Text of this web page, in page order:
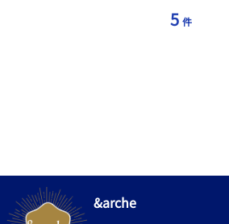
吉実と正を可愛がってくださりありがと
5 件
&arche